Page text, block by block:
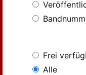
Frei
Alle